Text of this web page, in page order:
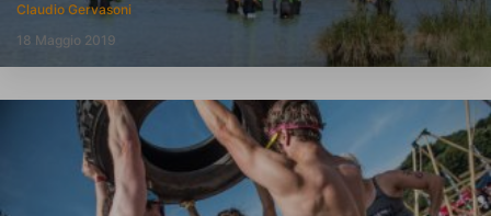
Claudio Gervasoni
18 Maggio 2019